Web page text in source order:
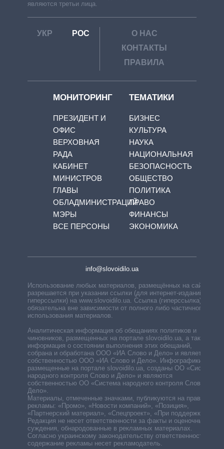
являются третьи лица.
УКР РОС
О НАС
КОНТАКТЫ
ПРАВИЛА
МОНИТОРИНГ
ПРЕЗИДЕНТ И
ОФИС
ВЕРХОВНАЯ
РАДА
КАБИНЕТ
МИНИСТРОВ
ГЛАВЫ
ОБЛАДМИНИСТРАЦИЙ
МЭРЫ
ВСЕ ПЕРСОНЫ
ТЕМАТИКИ
БИЗНЕС
КУЛЬТУРА
НАУКА
НАЦИОНАЛЬНАЯ
БЕЗОПАСНОСТЬ
ОБЩЕСТВО
ПОЛИТИКА
ПРАВО
ФИНАНСЫ
ЭКОНОМИКА
info@slovoidilo.ua
Использование любых материалов, размещённых на сайте,
разрешается при указании ссылки (для интернет-изданий —
гиперссылки) на www.slovoidilo.ua. Ссылка (гиперссылка)
обязательна вне зависимости от полного либо частичного
использования материалов.
Аналитическая информация об обещаниях политиков и
чиновников, размещенных на портале slovoidilo.ua, а также
информация о состоянии выполнения этих обещаний,
собрана и обработана ООО «ИА Слово и Дело» и является
собственностью ООО «ИА Слово и Дело». Инфографики,
размещенные на портале slovoidilo.ua, созданы ОО «Система
народного контроля Слово и Дело» и являются
собственностью ОО «Система народного контроля Слово и
Дело».
Материалы, отмеченные значками, публикуются на правах
рекламы: «Промо», «Новости компаний», «Позиция»,
«Партнерский материал», «Спецпроект», «При поддержке».
Редакция не несет ответственности за факты и оценочные
суждения, обнародованные в рекламных материалах.
Согласно украинскому законодательству ответственность за
содержание рекламы несет рекламодатель.